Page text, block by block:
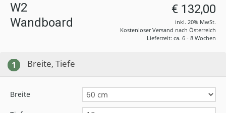
W2
Wandboard
€ 132,00
inkl. 20% MwSt.
Kostenloser Versand nach Österreich
Lieferzeit: ca. 6 - 8 Wochen
1 Breite, Tiefe
Breite